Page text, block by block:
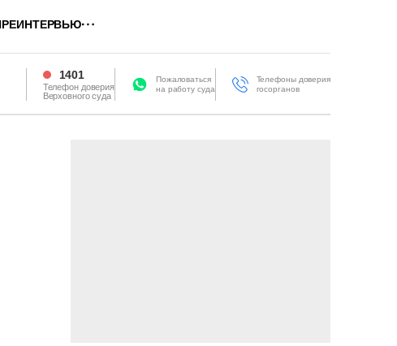
ИНТЕРВЬЮ
1401
Телефон доверия
Верховного суда
Пожаловаться
на работу суда
Телефоны доверия
госорганов